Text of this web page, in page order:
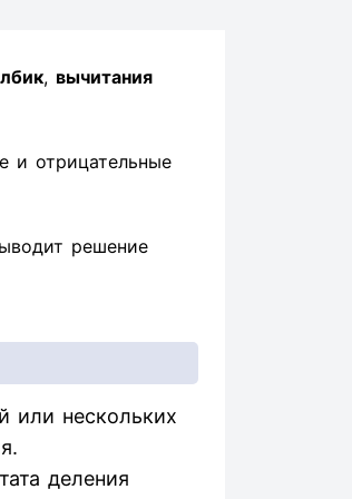
, вычитания
и отрицательные
решение
или нескольких
деления